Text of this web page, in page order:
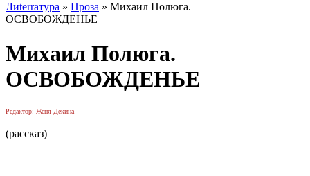
Лиterraтура » Проза » Михаил Полюга.
ОСВОБОЖДЕНЬЕ
Михаил Полюга.
ОСВОБОЖДЕНЬЕ
Редактор: Женя Декина
(рассказ)